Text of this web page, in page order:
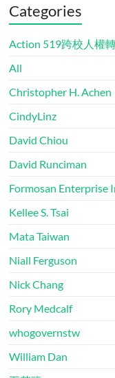
Categories
Action 519跨校人權
All
Christopher H. Achen
CindyLinz
David Chiou
David Runciman
Formosan Enterprise
Kellee S. Tsai
Mata Taiwan
Niall Ferguson
Nick Chang
Rory Medcalf
whogovernstw
William Dan